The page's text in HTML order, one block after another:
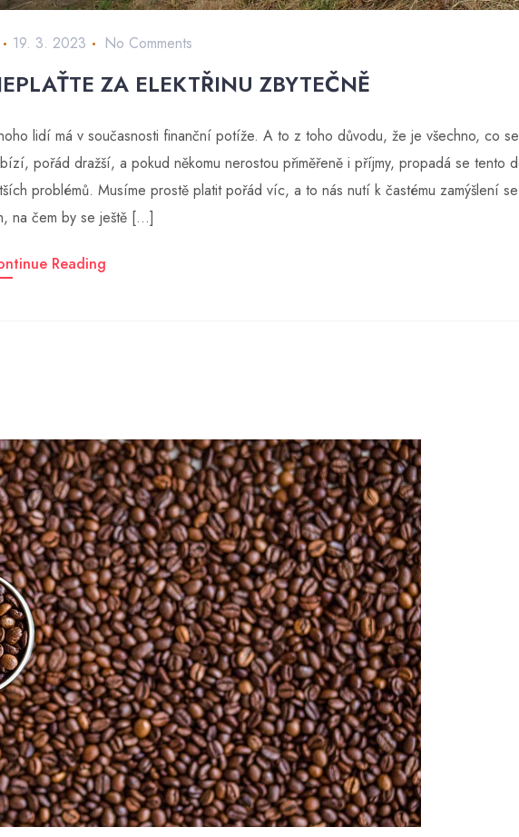
19. 3. 2023 No Comments
ZA ELEKTŘINU ZBYTEČNĚ
lidí má v současnosti finanční potíže. A to z toho důvodu, že je všechno, co
pořád dražší, a pokud někomu nerostou přiměřeně i příjmy, propadá se tento
problémů. Musíme prostě platit pořád víc, a to nás nutí k častému zamýšlení
na čem by se ještě […]
Reading